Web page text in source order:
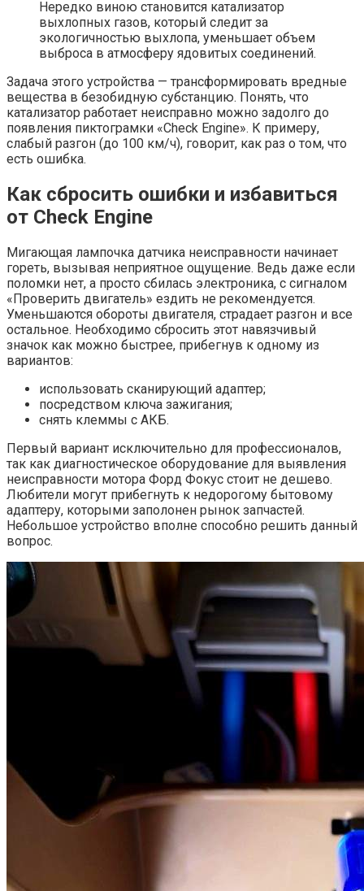
Нередко виною становится катализатор
выхлопных газов, который следит за
экологичностью выхлопа, уменьшает объем
выброса в атмосферу ядовитых соединений.
Задача этого устройства — трансформировать вредные
вещества в безобидную субстанцию. Понять, что
катализатор работает неисправно можно задолго до
появления пиктограмки «Check Engine». К примеру,
слабый разгон (до 100 км/ч), говорит, как раз о том, что
есть ошибка.
Как сбросить ошибки и избавиться
от Check Engine
Мигающая лампочка датчика неисправности начинает
гореть, вызывая неприятное ощущение. Ведь даже если
поломки нет, а просто сбилась электроника, с сигналом
«Проверить двигатель» ездить не рекомендуется.
Уменьшаются обороты двигателя, страдает разгон и все
остальное. Необходимо сбросить этот навязчивый
значок как можно быстрее, прибегнув к одному из
вариантов:
использовать сканирующий адаптер;
посредством ключа зажигания;
снять клеммы с АКБ.
Первый вариант исключительно для профессионалов,
так как диагностическое оборудование для выявления
неисправности мотора Форд Фокус стоит не дешево.
Любители могут прибегнуть к недорогому бытовому
адаптеру, которыми заполонен рынок запчастей.
Небольшое устройство вполне способно решить данный
вопрос.